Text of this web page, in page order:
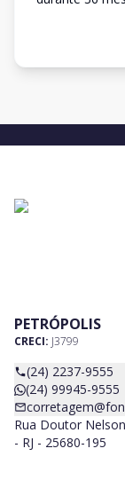
PETRÓPOLIS
CRECI: J3799
(24) 2237-9555
(24) 99945-9555
Rua Doutor
- RJ - 25680-195